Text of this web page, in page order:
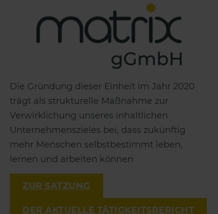
Die Gründung dieser Einheit im Jahr 2020
trägt als strukturelle Maßnahme zur
Verwirklichung unseres inhaltlichen
Unternehmenszieles bei, dass zukünftig
mehr Menschen selbstbestimmt leben,
lernen und arbeiten können
ZUR SATZUNG
DER AKTUELLE TÄTIGKEITSBERICHT